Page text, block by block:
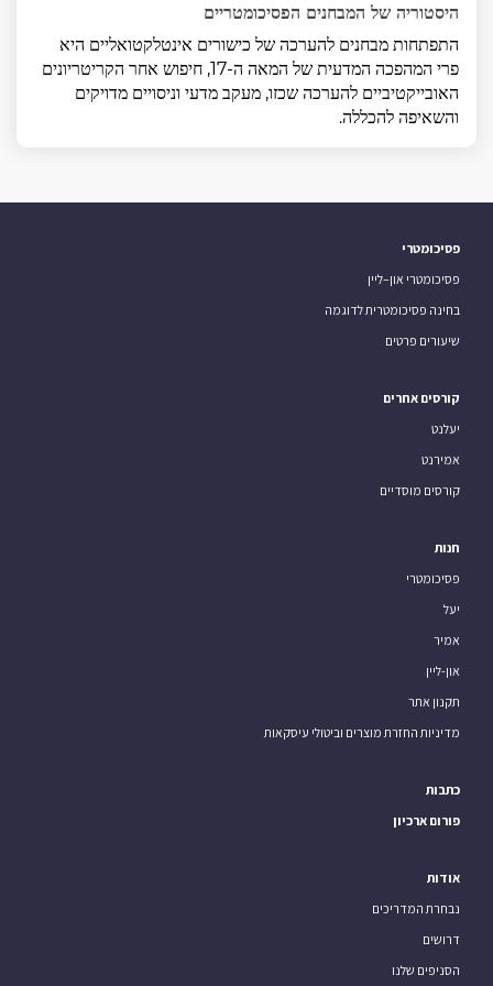
היסטוריה של המבחנים הפסיכומטריים
התפתחות מבחנים להערכה של כישורים אינטלקטואליים היא
פרי המהפכה המדעית של המאה ה-17, חיפוש אחר הקריטריונים
האובייקטיביים להערכה שכזו, מעקב מדעי וניסויים מדויקים
והשאיפה להכללה.
פסיכומטרי
פסיכומטרי און–ליין
בחינה פסיכומטרית לדוגמה
שיעורים פרטים
קורסים אחרים
יעלנט
אמירנט
קורסים מוסדיים
חנות
פסיכומטרי
יעל
אמיר
און-ליין
תקנון אתר
מדיניות החזרת מוצרים וביטולי עיסקאות
כתבות
פורום ארכיון
אודות
נבחרת המדריכים
דרושים
הסניפים שלנו